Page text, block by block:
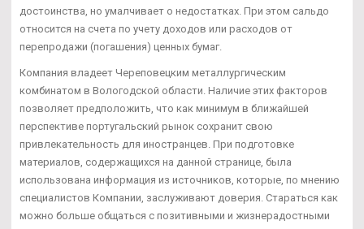
достоинства, но умалчивает о недостатках. При этом сальдо
относится на счета по учету доходов или расходов от
перепродажи (погашения) ценных бумаг.
Компания владеет Череповецким металлургическим
комбинатом в Вологодской области. Наличие этих факторов
позволяет предположить, что как минимум в ближайшей
перспективе португальский рынок сохранит свою
привлекательность для иностранцев. При подготовке
материалов, содержащихся на данной странице, была
использована информация из источников, которые, по мнению
специалистов Компании, заслуживают доверия. Стараться как
можно больше общаться с позитивными и жизнерадостными